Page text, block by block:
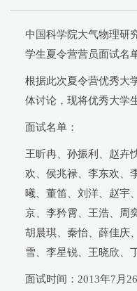
中国科学院大气物理研
学生夏令营营员面试名
根据此次夏令营优秀大
体讨论，现将优秀大学
面试名单：
王昕冉、孙振利、赵卉
欢、侯兆禄、李东欢、
曦、董笛、刘洋、赵宇
京、李矜霄、王浩、周
胡晨琪、秦怡、薛佳庆
雪、李星锐、王晓欣、
面试时间：2013年7月